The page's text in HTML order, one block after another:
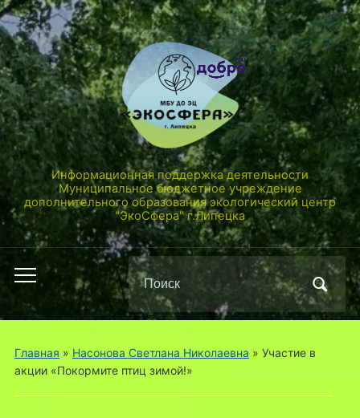
Информационная поддержка деятельности
Муниципальное бюджетное учреждение
дополнительного образования экологический центр
"ЭкоСфера" г.Липецка
Переключить
мобильное
меню
Поиск
по:
Главная » Насонова Светлана Николаевна » Участие в
акции «Покормите птиц зимой!»